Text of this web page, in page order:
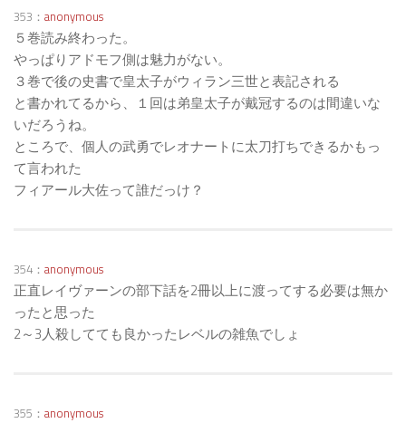
353： anonymous
５巻読み終わった。
やっぱりアドモフ側は魅力がない。
３巻で後の史書で皇太子がウィラン三世と表記される
と書かれてるから、１回は弟皇太子が戴冠するのは間違いな
いだろうね。
ところで、個人の武勇でレオナートに太刀打ちできるかもっ
て言われた
フィアール大佐って誰だっけ？
354： anonymous
正直レイヴァーンの部下話を2冊以上に渡ってする必要は無か
ったと思った
2～3人殺してても良かったレベルの雑魚でしょ
355： anonymous